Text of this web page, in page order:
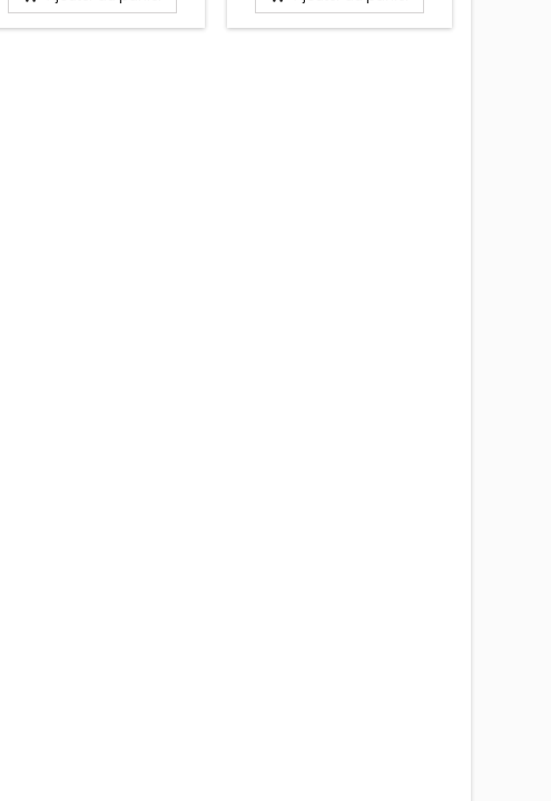
placés sur sur un comptoir
Fabriqué en plexi
boucherie, etc... Lavable en
lave-vaisselle Plexi